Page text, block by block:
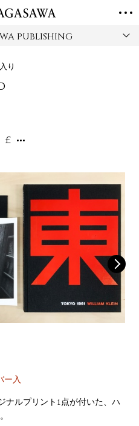
PUBLISHING
り
£
ー入
ナルプリント1点が付いた、ハ